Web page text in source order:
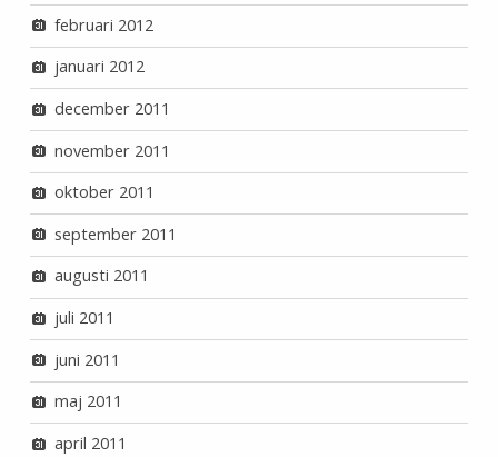
februari 2012
januari 2012
december 2011
november 2011
oktober 2011
september 2011
augusti 2011
juli 2011
juni 2011
maj 2011
april 2011